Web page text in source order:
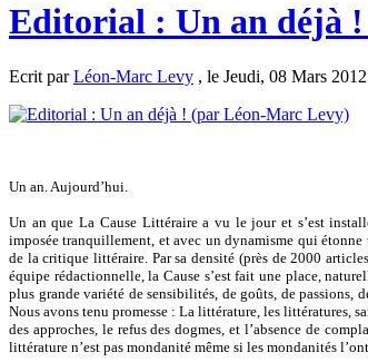
Editorial : Un an déjà
Ecrit parLéon-Marc Levy , le Jeudi, 08 Mars
Un an. Aujourd’hui.
Un an que La Cause Littéraire a vu le jour et s’est
imposée tranquillement, et avec un dynamisme qui
de la critique littéraire. Par sa densité (près de 2000
équipe rédactionnelle, la Cause s’est fait une place,
plus grande variété de sensibilités, de goûts, de passions,
Nous avons tenu promesse : La littérature, les littératures,
des approches, le refus des dogmes, et l’absence de
littérature n’est pas mondanité même si les mondanités